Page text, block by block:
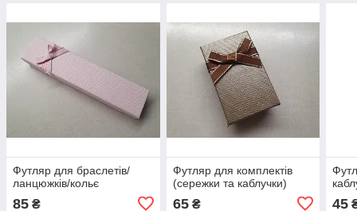
Футляр для браслетів/
ланцюжків/кольє
85 ₴
Футляр для комплектів
(сережки та каблучки)
65₴ 45